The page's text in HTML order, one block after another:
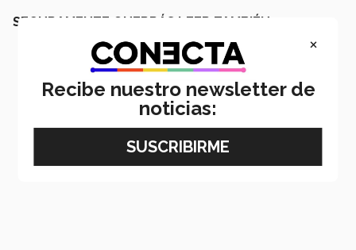
SEGURAMENTE QUERRÁS LEER TAMBIÉN:
×
Recibe nuestro newsletter de
noticias: